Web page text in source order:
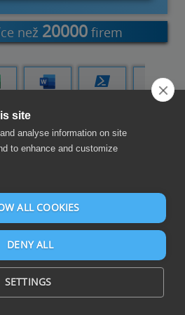
než 20000 firem
Power
Automate
a řídicích panelů
dat
site
analyse information on site
to enhance and customize
ALL COOKIES
DENY ALL
SETTINGS